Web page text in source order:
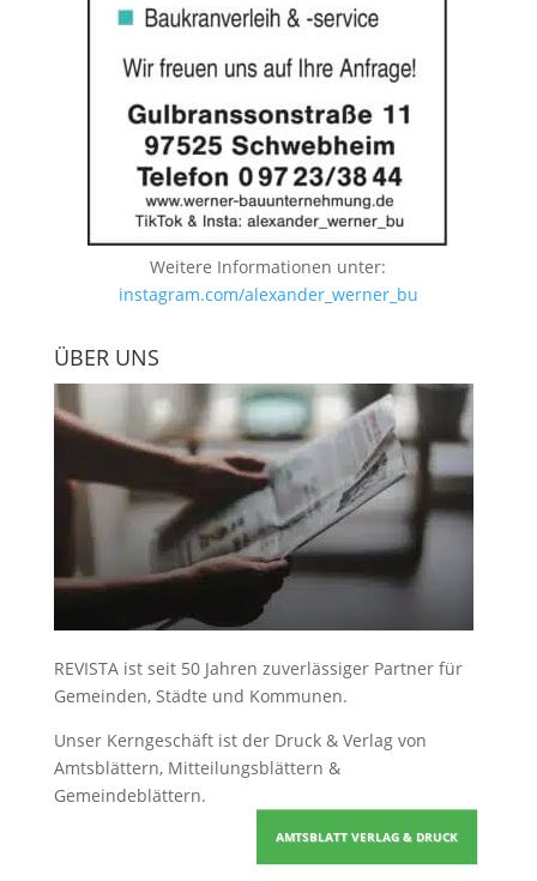
Weitere Informationen unter:
instagram.com/alexander_werner_bu
ÜBER UNS
REVISTA ist seit 50 Jahren zuverlässiger Partner für
Gemeinden, Städte und Kommunen.
Unser Kerngeschäft ist der Druck & Verlag von
Amtsblättern, Mitteilungsblättern &
Gemeindeblättern.
AMTSBLATT VERLAG & DRUCK